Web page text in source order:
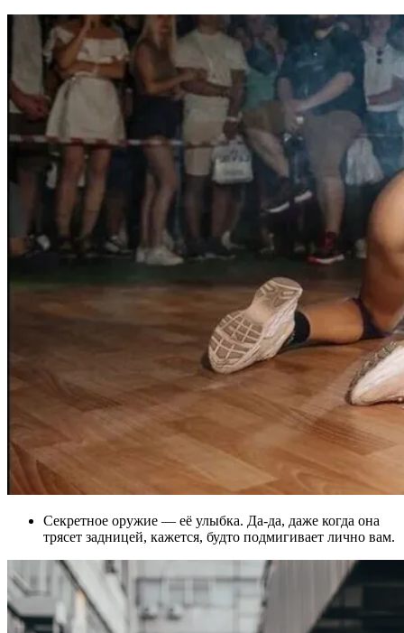
Секретное оружие — её улыбка. Да-да, даже когда она
трясет задницей, кажется, будто подмигивает лично вам.